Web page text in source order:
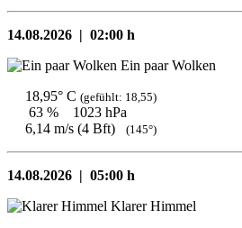
14.08.2026 | 02:00 h
Ein paar Wolken
18,95° C (gefühlt: 18,55)
63 %
1023 hPa
6,14 m/s (4 Bft)
(145°)
14.08.2026 | 05:00 h
Klarer Himmel